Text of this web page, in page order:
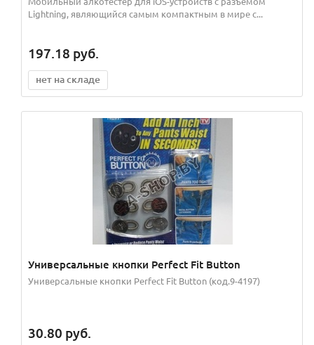
Lightning, являющийся самым компактным в мире с...
197.18 руб.
нет на складе
Универсальные кнопки Perfect Fit Button
Универсальные кнопки Perfect Fit Button (код.9-4197)
30.80 руб.